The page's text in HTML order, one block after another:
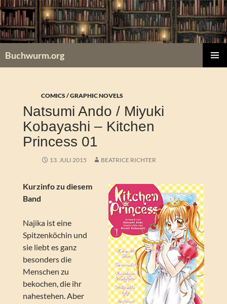
Zum
Inhalt
springen
Buchwurm.org
COMICS / GRAPHIC NOVELS
Natsumi Ando / Miyuki
Kobayashi – Kitchen
Princess 01
13. JULI 2015 BEATRICE RICHTER
Kurzinfo zu diesem
Band
Najika ist eine
Spitzenköchin und
sie liebt es ganz
besonders die
Menschen zu
bekochen, die ihr
nahestehen. Aber